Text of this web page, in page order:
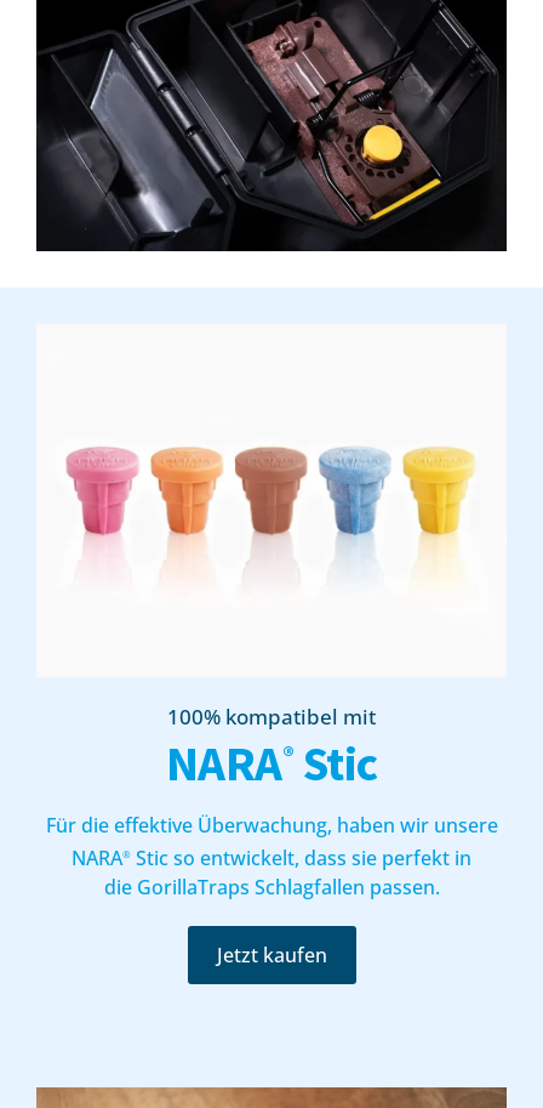
100% kompatibel mit
NARA® Stic
Für die effektive Überwachung, haben wir unsere
NARA® Stic so entwickelt, dass sie perfekt in
die GorillaTraps Schlagfallen passen.
Jetzt kaufen